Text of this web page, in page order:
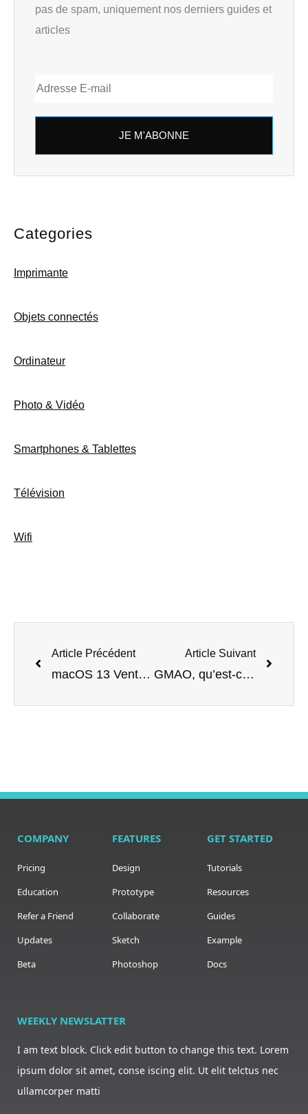
pas de spam, uniquement nos derniers guides et
articles
JE M'ABONNE
Categories
Imprimante
Objets connectés
Ordinateur
Photo & Vidéo
Smartphones & Tablettes
Télévision
Wifi
Article Précédent
macOS 13 Ventura : tout ce qu’il faut savoir sur la nouvelle version du système d’exploitation pour Mac
Article Suivant
GMAO, qu’est-ce que c’est ? Les outils de gestion de maintenance assistée par ordinateur.
COMPANY
Pricing
Education
Refer a Friend
Updates
Beta
FEATURES
Design
Prototype
Collaborate
Sketch
Photoshop
GET STARTED
Tutorials
Resources
Guides
Example
Docs
WEEKLY NEWSLATTER
I am text block. Click edit button to change this text. Lorem
ipsum dolor sit amet, conse iscing elit. Ut elit telctus nec
ullamcorper matti